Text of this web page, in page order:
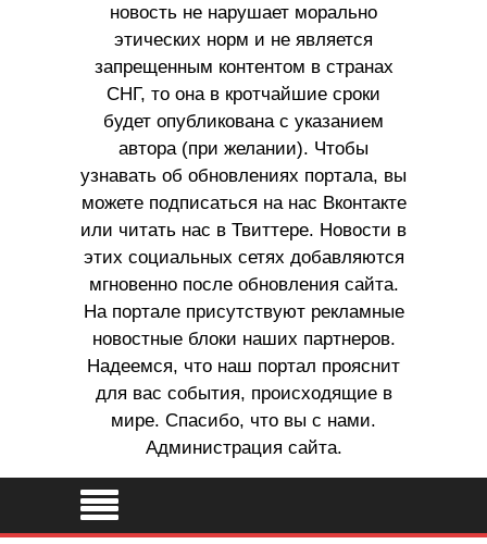
новость не нарушает морально
этических норм и не является
запрещенным контентом в странах
СНГ, то она в кротчайшие сроки
будет опубликована с указанием
автора (при желании). Чтобы
узнавать об обновлениях портала, вы
можете подписаться на нас Вконтакте
или читать нас в Твиттере. Новости в
этих социальных сетях добавляются
мгновенно после обновления сайта.
На портале присутствуют рекламные
новостные блоки наших партнеров.
Надеемся, что наш портал прояснит
для вас события, происходящие в
мире. Спасибо, что вы с нами.
Администрация сайта.